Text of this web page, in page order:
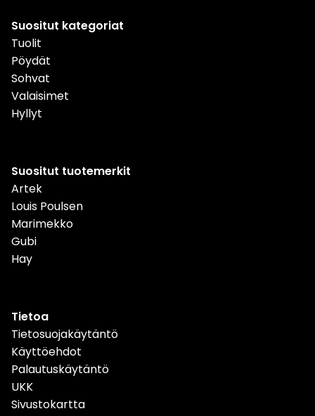
Suositut kategoriat
Tuolit
Pöydät
Sohvat
Valaisimet
Hyllyt
Suositut tuotemerkit
Artek
Louis Poulsen
Marimekko
Gubi
Hay
Tietoa
Tietosuojakäytäntö
Käyttöehdot
Palautuskäytäntö
UKK
Sivustokartta